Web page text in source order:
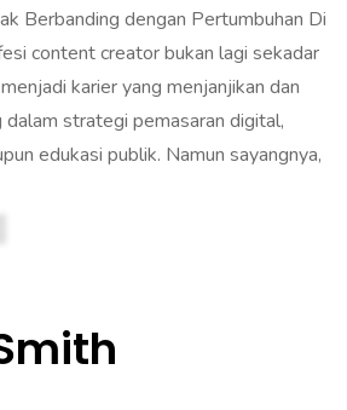
Berbanding dengan Pertumbuhan Di
content creator bukan lagi sekadar
karier yang menjanjikan dan
strategi pemasaran digital,
edukasi publik. Namun sayangnya,